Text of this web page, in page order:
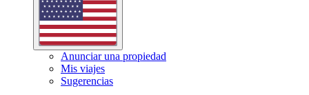
Anunciar una propiedad
Mis viajes
Sugerencias